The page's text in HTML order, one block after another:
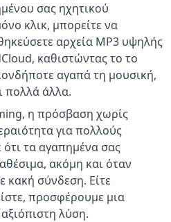
σας ηχητικού
κλικ, μπορείτε να
αρχεία MP3 υψηλής
καθιστώντας το το
αγαπά τη μουσική,
πολλά άλλα.
η πρόσβαση χωρίς
για πολλούς
τα αγαπημένα σας
ακόμη και όταν
κακή σύνδεση. Είτε
προσφέρουμε μια
λύση.